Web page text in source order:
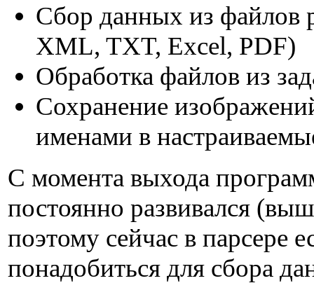
Сбор данных из файлов
XML, TXT, Excel, PDF)
Обработка файлов из
Сохранение
именами в
С момента выхода
постоянно развивался
поэтому сейчас в парсере
понадобиться для сбора